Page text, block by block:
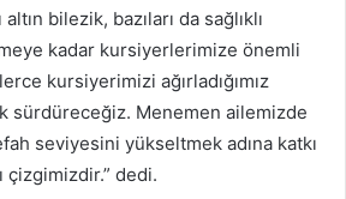
altın bilezik, bazıları da sağlıklı
kadar kursiyerlerimize önemli
kursiyerimizi ağırladığımız
sürdüreceğiz. Menemen ailemizde
seviyesini yükseltmek adına katkı
çizgimizdir.” dedi.